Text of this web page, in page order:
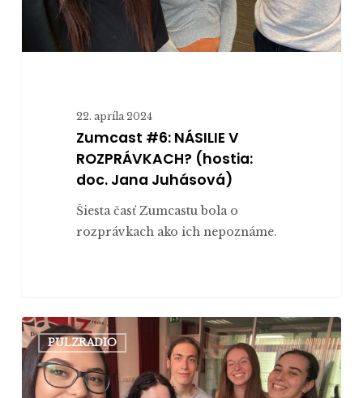
Juhásová)
22. apríla 2024
Zumcast #6: NÁSILIE V
ROZPRÁVKACH? (hostia:
doc. Jana Juhásová)
Šiesta časť Zumcastu bola o
rozprávkach ako ich nepoznáme.
Zumcast
#5:
PORADENSKÉ
CENTRUM
PULZRADIO